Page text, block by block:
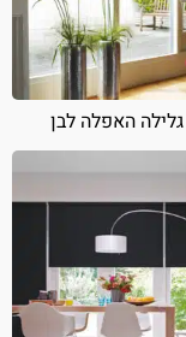
גלילה האפלה לבן